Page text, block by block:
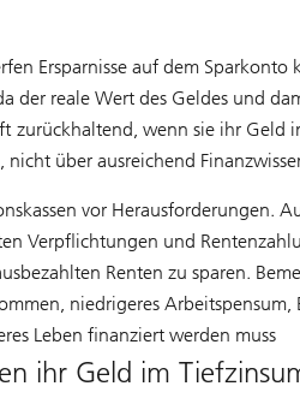
Ersparnisse auf dem
der reale Wert des Geldes und
zurückhaltend, wenn sie ihr Geld
nicht über ausreichend
vor Herausforderungen.
Verpflichtungen und
Renten zu sparen.
niedrigeres
Leben finanziert werden muss
ihr Geld im